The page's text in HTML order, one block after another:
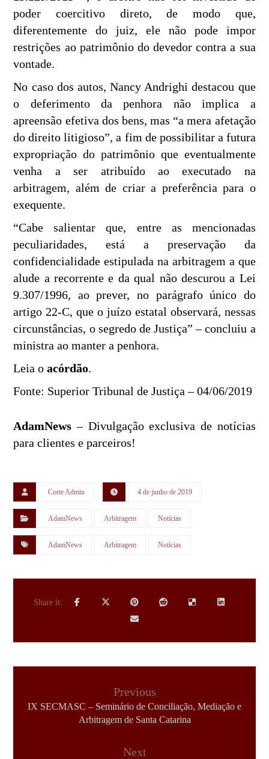
poder coercitivo direto, de modo que,
diferentemente do juiz, ele não pode impor
restrições ao patrimônio do devedor contra a sua
vontade.
No caso dos autos, Nancy Andrighi destacou que
o deferimento da penhora não implica a
apreensão efetiva dos bens, mas “a mera afetação
do direito litigioso”, a fim de possibilitar a futura
expropriação do patrimônio que eventualmente
venha a ser atribuído ao executado na
arbitragem, além de criar a preferência para o
exequente.
“Cabe salientar que, entre as mencionadas
peculiaridades, está a preservação da
confidencialidade estipulada na arbitragem a que
alude a recorrente e da qual não descurou a Lei
9.307/1996, ao prever, no parágrafo único do
artigo 22-C, que o juízo estatal observará, nessas
circunstâncias, o segredo de Justiça” – concluiu a
ministra ao manter a penhora.
Leia oacórdão.
Fonte: Superior Tribunal de Justiça – 04/06/2019
AdamNews – Divulgação exclusiva de notícias
para clientes e parceiros!
Corte Admin 4 de junho de 2019
AdamNews Arbitragem Notícias
AdamNews Arbitragem Notícias
Previous
IX SECMASC – Seminário de Conciliação, Mediação e
Arbitragem de Santa Catarina
Next